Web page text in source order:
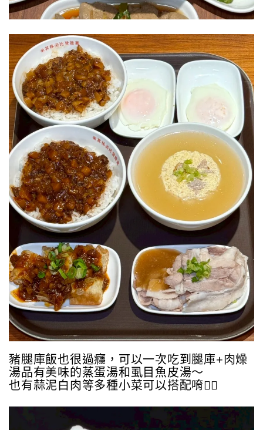
豬腿庫飯也很過癮，可以一次吃到腿庫+肉燥
湯品有美味的蒸蛋湯和虱目魚皮湯～
也有蒜泥白肉等多種小菜可以搭配唷👍🏻